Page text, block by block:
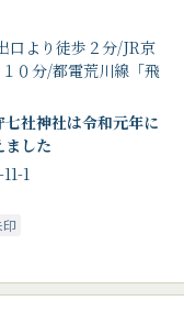
口より徒歩２分/JR京
０分/都電荒川線「飛
社神社は令和元年に
ました
1